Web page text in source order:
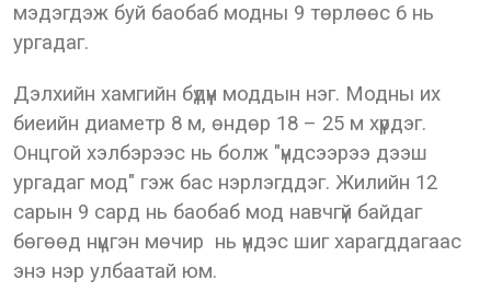
мэдэгдэж буй баобаб модны 9 төрлөөс 6 нь
ургадаг.
Дэлхийн хамгийн бүдүүн моддын нэг. Модны их
биеийн диаметр 8 м, өндөр 18 – 25 м хүрдэг.
Онцгой хэлбэрээс нь болж "үндсээрээ дээш
ургадаг мод" гэж бас нэрлэгддэг. Жилийн 12
сарын 9 сард нь баобаб мод навчгүй байдаг
бөгөөд нүцгэн мөчир нь үндэс шиг харагддагаас
энэ нэр улбаатай юм.